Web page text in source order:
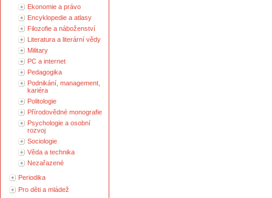
Ekonomie a právo
Encyklopedie a atlasy
Filozofie a náboženství
Literatura a literární vědy
Military
PC a internet
Pedagogika
Podnikání, management,
kariéra
Politologie
Přírodovědné monografie
Psychologie a osobní
rozvoj
Sociologie
Věda a technika
Nezařazené
Periodika
Pro děti a mládež